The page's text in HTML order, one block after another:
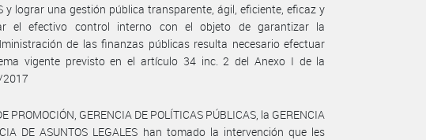
y lograr una gestión pública transparente, ágil, eficiente, eficaz y
el efectivo control interno con el objeto de garantizar la
de las finanzas públicas resulta necesario efectuar
vigente previsto en el artículo 34 inc. 2 del Anexo I de la
2017
PROMOCIÓN, GERENCIA DE POLÍTICAS PÚBLICAS, la GERENCIA
DE ASUNTOS LEGALES han tomado la intervención que les